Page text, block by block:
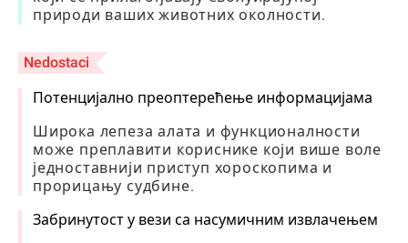
природи ваших животних околности.
Nedostaci
Потенцијално преоптерећење информацијама
Широка лепеза алата и функционалности
може преплавити кориснике који више воле
једноставнији приступ хороскопима и
прорицању судбине.
Забринутост у вези са насумичним извлачењем